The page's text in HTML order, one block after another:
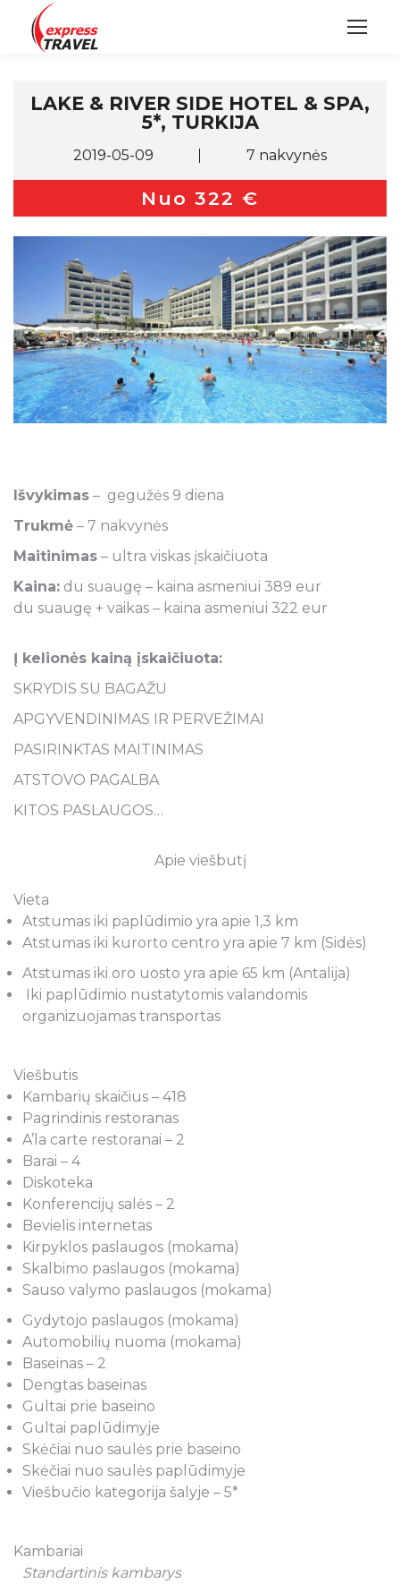
LAKE & RIVER SIDE HOTEL & SPA,
5*, TURKIJA
2019-05-09 7 nakvynės
Nuo 322 €
Išvykimas – gegužės 9 diena
Trukmė – 7 nakvynės
Maitinimas – ultra viskas įskaičiuota
Kaina: du suaugę – kaina asmeniui 389 eur
du suaugę + vaikas – kaina asmeniui 322 eur
Į kelionės kainą įskaičiuota:
SKRYDIS SU BAGAŽU
APGYVENDINIMAS IR PERVEŽIMAI
PASIRINKTAS MAITINIMAS
ATSTOVO PAGALBA
KITOS PASLAUGOS…
Apie viešbutį
Vieta
Atstumas iki paplūdimio yra apie 1,3 km
Atstumas iki kurorto centro yra apie 7 km (Sidės)
Atstumas iki oro uosto yra apie 65 km (Antalija)
Iki paplūdimio nustatytomis valandomis
organizuojamas transportas
Viešbutis
Kambarių skaičius – 418
Pagrindinis restoranas
A’la carte restoranai – 2
Barai – 4
Diskoteka
Konferencijų salės – 2
Bevielis internetas
Kirpyklos paslaugos (mokama)
Skalbimo paslaugos (mokama)
Sauso valymo paslaugos (mokama)
Gydytojo paslaugos (mokama)
Automobilių nuoma (mokama)
Baseinas – 2
Dengtas baseinas
Gultai prie baseino
Gultai paplūdimyje
Skėčiai nuo saulės prie baseino
Skėčiai nuo saulės paplūdimyje
Viešbučio kategorija šalyje – 5*
Kambariai
Standartinis kambarys